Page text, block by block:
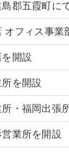
郡五霞町に
オフィス事業
開設
を開設
・福岡出張
業所を開設